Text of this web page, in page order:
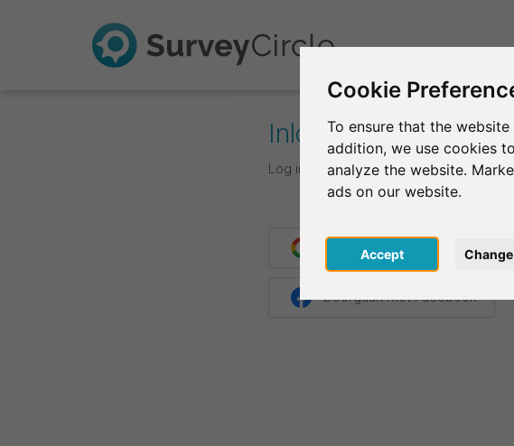
Cookie
To ensure that the
addition, we use cookies
analyze the website.
ads on our website.
Accept
Inloggen
Log in met je inloggegevens.
Doorgaan met Google
Doorgaan met Facebook